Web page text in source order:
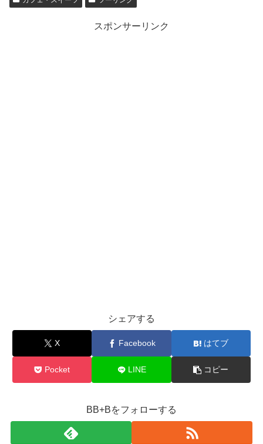
スポンサーリンク
シェアする
X Facebook はてブ
Pocket LINE コピー
BB+Bをフォローする